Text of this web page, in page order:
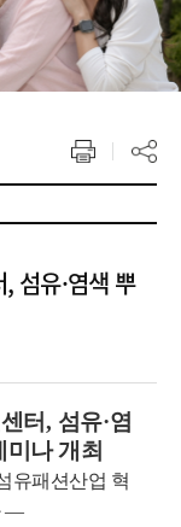
섬유·염색 뿌
터, 섬유·염
나 개최
유패션산업 혁
—